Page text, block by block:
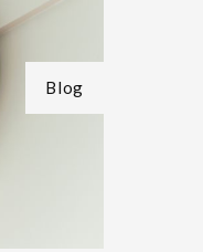
Blog